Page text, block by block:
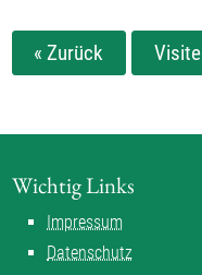
« Zurück
Wichtig Links
Impressum
Datenschutz